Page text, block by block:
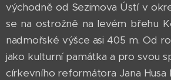
východně od Sezimova Ústí v
se na ostrožně na levém břehu
nadmořské výšce asi 405 m. Od
jako kulturní památka a pro svou
církevního reformátora Jana Husa